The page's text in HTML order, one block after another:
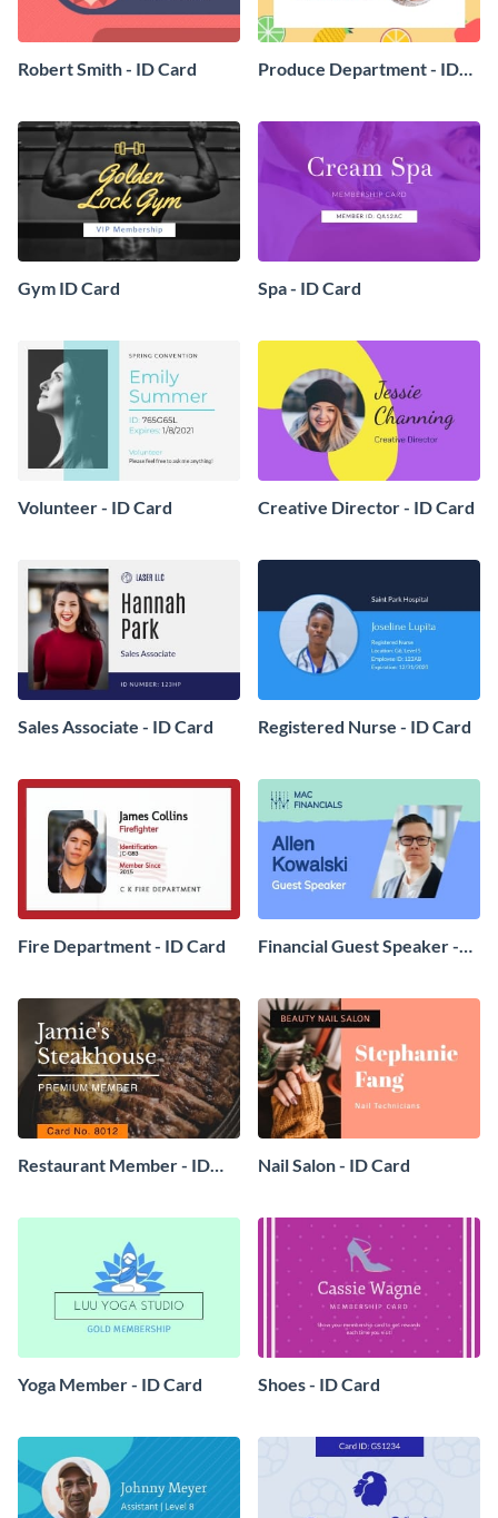
Robert Smith - ID Card
Produce Department - ID
Gym ID Card Spa - ID Card
Volunteer - ID Card Creative Director - ID Card
Sales Associate - ID Card Registered Nurse - ID Card
Fire Department - ID Card
Financial Guest Speaker -
Restaurant Member - ID
Nail Salon - ID Card
Yoga Member - ID Card Shoes - ID Card